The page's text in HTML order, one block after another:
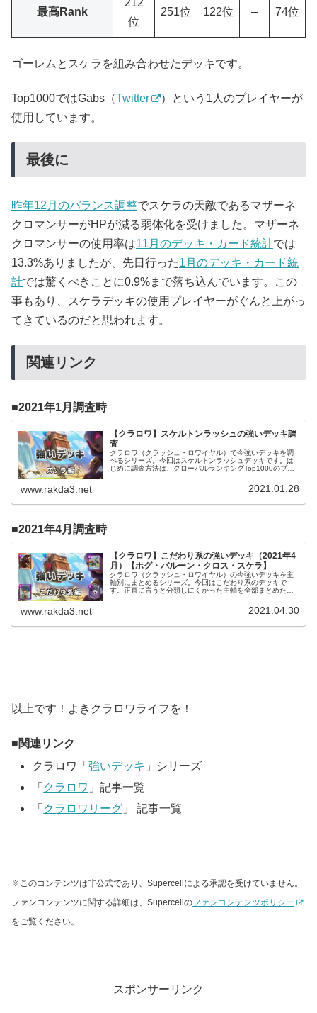
最高Rank
212
位
251位 122位 – 74位
ゴーレムとスケラを組み合わせたデッキです。
Top1000ではGabs（Twitter
）という1人のプレイヤーが
使用しています。
最後に
昨年12月のバランス調整でスケラの天敵であるマザーネ
クロマンサーがHPが減る弱体化を受けました。マザーネ
クロマンサーの使用率は11月のデッキ・カード統計では
13.3%ありましたが、先日行った1月のデッキ・カード統
計では驚くべきことに0.9%まで落ち込んでいます。この
事もあり、スケラデッキの使用プレイヤーがぐんと上がっ
てきているのだと思われます。
関連リンク
2021年1月調査時
【クラロワ】スケルトンラッシュの強いデッキ調
査
クラロワ（クラッシュ・ロワイヤル）で今強いデッキを調
べるシリーズ。今回はスケルトンラッシュデッキです。は
じめに調査方法は、グローバルランキングTop1000のプレ
www.rakda3.net 2021.01.28
2021年4月調査時
【クラロワ】こだわり系の強いデッキ（2021年4
月）【ホグ・バルーン・クロス・スケラ】
クラロワ（クラッシュ・ロワイヤル）の今強いデッキを主
軸別にまとめるシリーズ。今回はこだわり系のデッキで
す。正直に言うと分類しにくかった主軸を全部まとめたも
www.rakda3.net 2021.04.30
以上です！よきクラロワライフを！
関連リンク
クラロワ「強いデッキ 」シリーズ
「 クラロワ 」記事一覧
「 クラロワリーグ 」 記事一覧
※このコンテンツは非公式であり、Supercellによる承認を受けていません。
ファンコンテンツに関する詳細は、Supercellのファンコンテンツポリシー
をご覧ください。
スポンサーリンク